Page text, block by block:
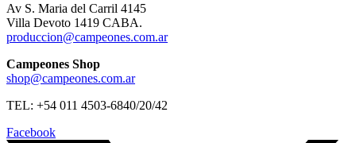
Av S. Maria del Carril 4145
Villa Devoto 1419 CABA.
produccion@campeones.com.ar
Campeones Shop
shop@campeones.com.ar
TEL: +54 011 4503-6840/20/42
Facebook